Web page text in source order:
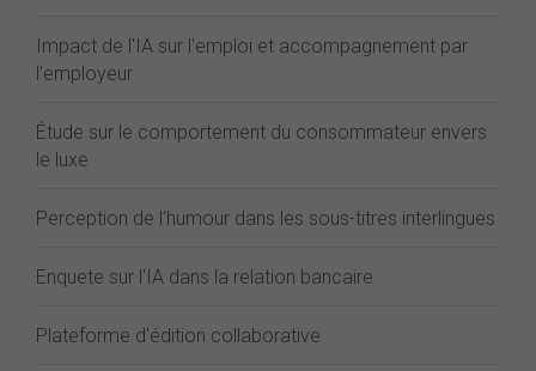
Impact de l'IA sur l'emploi et accompagnement par
l'employeur
Étude sur le comportement du consommateur envers
le luxe
Perception de l'humour dans les sous-titres interlingues
Enquete sur l'IA dans la relation bancaire
Plateforme d'édition collaborative